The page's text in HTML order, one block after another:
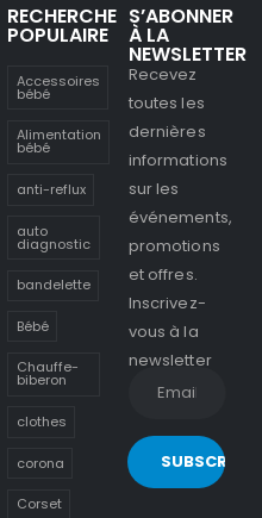
RECHERCHE
POPULAIRE
Accessoires
bébé
Alimentation
bébé
anti-reflux
auto
diagnostic
bandelette
Bébé
Chauffe-
biberon
clothes
corona
Corset
S’ABONNER
À LA
NEWSLETTER
Recevez
toutes les
dernières
informations
sur les
événements,
promotions
et offres.
Inscrivez-
vous à la
newsletter